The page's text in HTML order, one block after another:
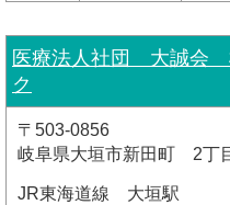
医療法人社団 大誠会
ク
〒503-0856
岐阜県大垣市新田町 2丁
JR東海道線 大垣駅